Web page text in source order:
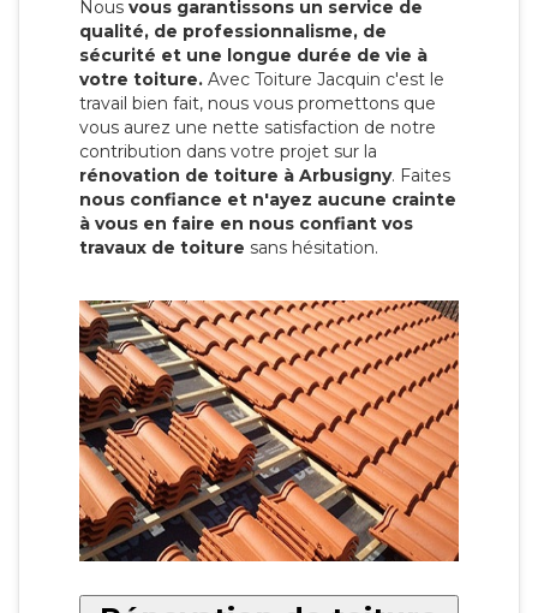
Nous vous garantissons un service de
qualité, de professionnalisme, de
sécurité et une longue durée de vie à
votre toiture. Avec Toiture Jacquin c'est le
travail bien fait, nous vous promettons que
vous aurez une nette satisfaction de notre
contribution dans votre projet sur la
rénovation de toiture à Arbusigny. Faites
nous confiance et n'ayez aucune crainte
à vous en faire en nous confiant vos
travaux de toiture sans hésitation.